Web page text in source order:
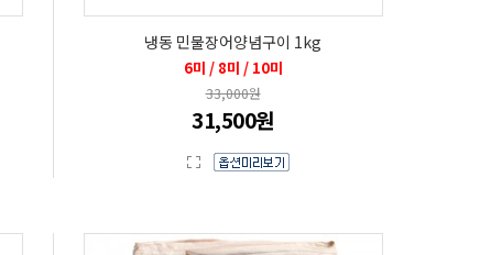
냉동 민물장어양념구이 1kg
6미 / 8미 / 10미
33,000원
31,500원